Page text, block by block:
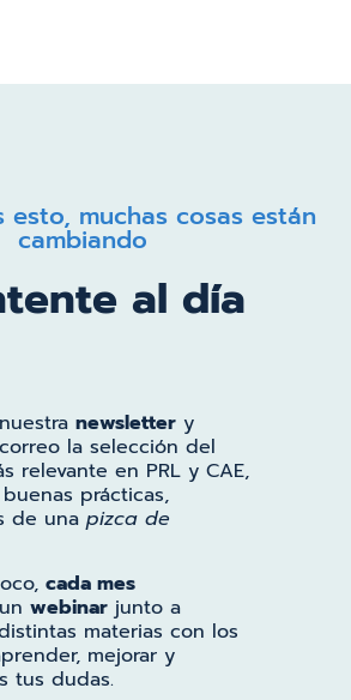
esto, muchas cosas están
cambiando
al día
newsletter y
la selección del
relevante en PRL y CAE,
prácticas,
de una pizca de
cada mes
webinar junto a
materias con los
mejorar y
tus dudas.